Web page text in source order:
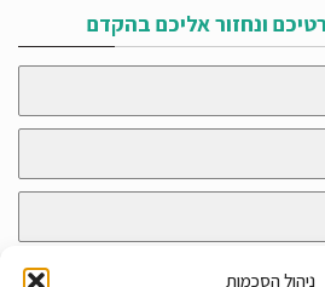
ניהול הסכמות
ונחזור אליכם בהקדם